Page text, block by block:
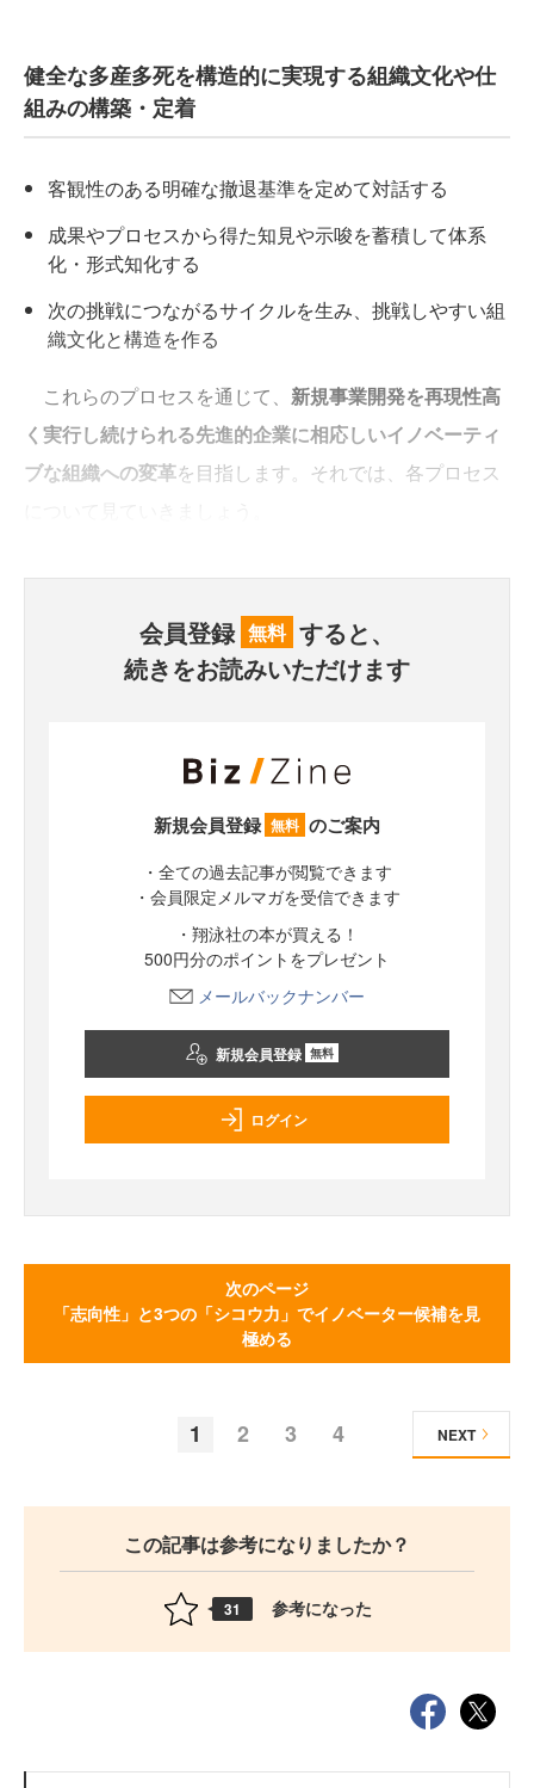
健全な多産多死を構造的に実現する組織文化や仕
組みの構築・定着
客観性のある明確な撤退基準を定めて対話する
成果やプロセスから得た知見や示唆を蓄積して体系
化・形式知化する
次の挑戦につながるサイクルを生み、挑戦しやすい組
織文化と構造を作る
これらのプロセスを通じて、 新規事業開発を再現性高
く実行し続けられる先進的企業に相応しいイノベーティ
ブな組織への変革を目指します。それでは、各プロセス
会員登録 無料 すると、
続きをお読みいただけます
新規会員登録 無料 のご案内
・全ての過去記事が閲覧できます
・会員限定メルマガを受信できます
・翔泳社の本が買える！
500円分のポイントをプレゼント
メールバックナンバー
新規会員登録 無料
ログイン
次のページ
「志向性」と3つの「シコウ力」でイノベーター候補を見
極める
1 2 3 4 NEXT
この記事は参考になりましたか？
31 参考になった